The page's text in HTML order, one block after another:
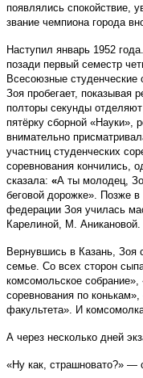
появлялись спокойствие,
звание чемпиона города
Наступил январь 1952
позади первый семестр
Всесоюзные студенческие
Зоя пробегает, показывая
полторы секунды
пятёрку сборной «Науки»,
внимательно
участниц студенческих
соревнования кончились,
сказала: «А ты молодец,
беговой дорожке». Позже в
федерации Зоя училась
Карелиной, М. Аникановой.
Вернувшись в Казань, Зоя
семье. Со всех сторон
комсомольское
соревнования по
факультета». И
А через несколько дней
«Ну как, страшновато?» —